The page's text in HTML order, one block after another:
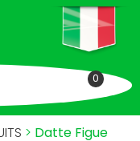
0
> Datte Figue